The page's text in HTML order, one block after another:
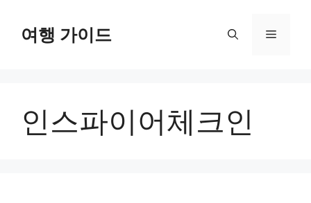
여행 가이드 메
인스파이어체크인